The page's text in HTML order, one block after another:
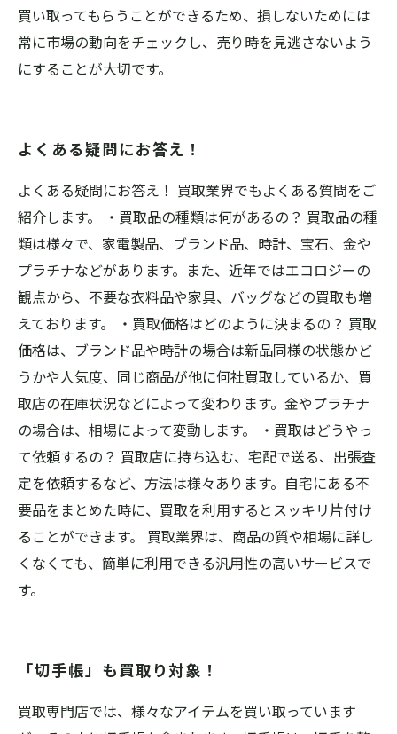
買い取ってもらうことができるため、損しないためには
常に市場の動向をチェックし、売り時を見逃さないよう
にすることが大切です。
よくある疑問にお答え！
よくある疑問にお答え！ 買取業界でもよくある質問をご
紹介します。 ・買取品の種類は何があるの？ 買取品の種
類は様々で、家電製品、ブランド品、時計、宝石、金や
プラチナなどがあります。また、近年ではエコロジーの
観点から、不要な衣料品や家具、バッグなどの買取も増
えております。 ・買取価格はどのように決まるの？ 買取
価格は、ブランド品や時計の場合は新品同様の状態かど
うかや人気度、同じ商品が他に何社買取しているか、買
取店の在庫状況などによって変わります。金やプラチナ
の場合は、相場によって変動します。 ・買取はどうやっ
て依頼するの？ 買取店に持ち込む、宅配で送る、出張査
定を依頼するなど、方法は様々あります。自宅にある不
要品をまとめた時に、買取を利用するとスッキリ片付け
ることができます。 買取業界は、商品の質や相場に詳し
くなくても、簡単に利用できる汎用性の高いサービスで
す。
「切手帳」も買取り対象！
買取専門店では、様々なアイテムを買い取っています